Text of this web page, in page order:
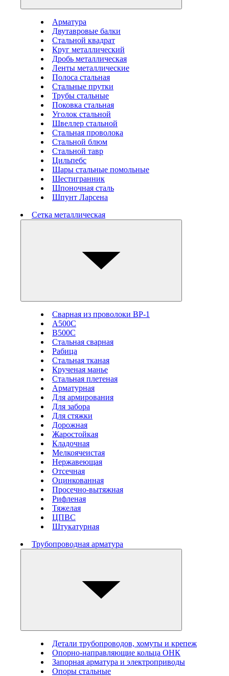
Арматура
Двутавровые балки
Стальной квадрат
Круг металлический
Дробь металлическая
Ленты металлические
Полоса стальная
Стальные прутки
Трубы стальные
Поковка стальная
Уголок стальной
Швеллер стальной
Стальная проволока
Стальной блюм
Стальной тавр
Цильпебс
Шары стальные помольные
Шестигранник
Шпоночная сталь
Шпунт Ларсена
Сетка металлическая
Сварная из проволоки ВР-1
А500С
В500С
Стальная сварная
Рабица
Стальная тканая
Крученая манье
Стальная плетеная
Арматурная
Для армирования
Для забора
Для стяжки
Дорожная
Жаростойкая
Кладочная
Мелкоячеистая
Нержавеющая
Отсечная
Оцинкованная
Просечно-вытяжная
Рифленая
Тяжелая
ЦПВС
Штукатурная
Трубопроводная арматура
Детали трубопроводов, хомуты и крепеж
Опорно-направляющие кольца ОНК
Запорная арматура и электроприводы
Опоры стальные